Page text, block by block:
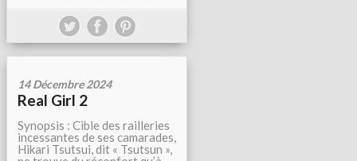
14 Décembre 2024
Real Girl 2
Synopsis : Cible des railleries
incessantes de ses camarades,
Hikari Tsutsui, dit « Tsutsun »,